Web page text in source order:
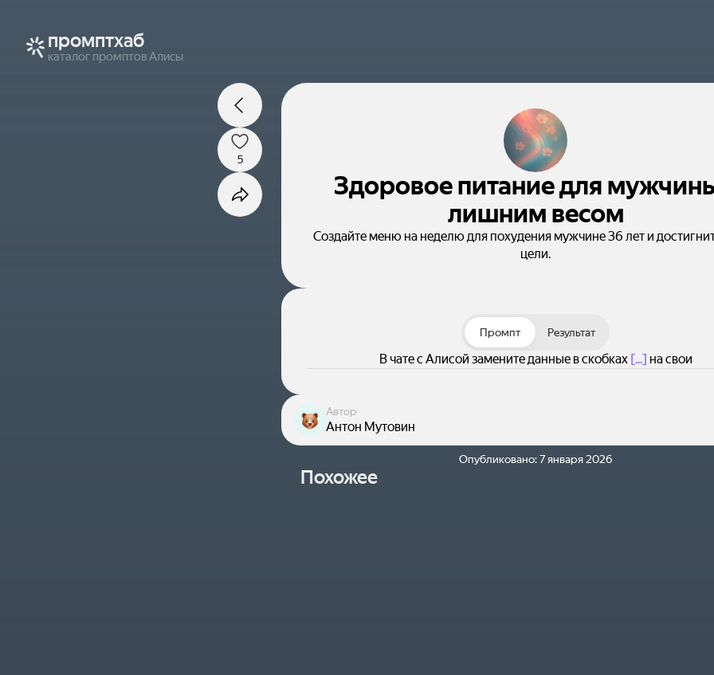
промптхаб
каталог промптов Алисы
Здоровое питание для
лишним весом
Создайте меню на неделю для похудения мужчине 36 лет и
цели.
5
Промпт Результат
В чате с Алисой замените данные в скобках [...] на свои
Автор
Антон Мутовин
Опубликовано:7 января 2026
Похожее